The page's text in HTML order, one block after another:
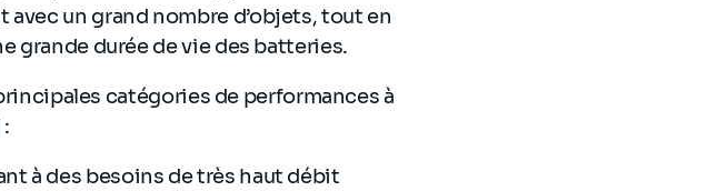
un grand nombre d’objets, tout en
grande durée de vie des batteries.
catégories de performances à
:
à des besoins de très haut débit